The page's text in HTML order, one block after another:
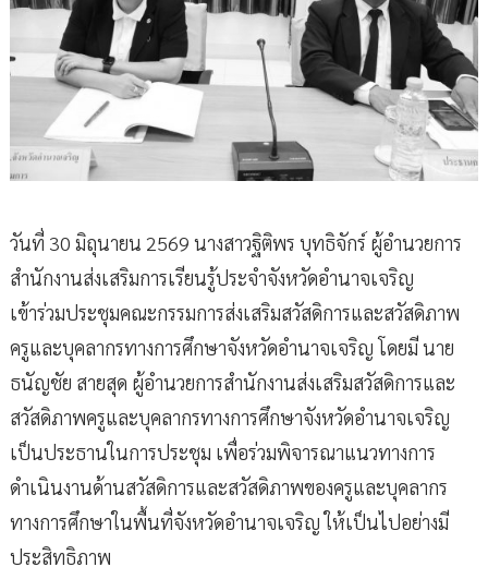
วันที่ 30 มิถุนายน 2569 นางสาวฐิติพร บุทธิจักร์ ผู้อำนวยการ
สำนักงานส่งเสริมการเรียนรู้ประจำจังหวัดอำนาจเจริญ
เข้าร่วมประชุมคณะกรรมการส่งเสริมสวัสดิการและสวัสดิภาพ
ครูและบุคลากรทางการศึกษาจังหวัดอำนาจเจริญ โดยมี นาย
ธนัญชัย สายสุด ผู้อำนวยการสำนักงานส่งเสริมสวัสดิการและ
สวัสดิภาพครูและบุคลากรทางการศึกษาจังหวัดอำนาจเจริญ
เป็นประธานในการประชุม เพื่อร่วมพิจารณาแนวทางการ
ดำเนินงานด้านสวัสดิการและสวัสดิภาพของครูและบุคลากร
ทางการศึกษาในพื้นที่จังหวัดอำนาจเจริญ ให้เป็นไปอย่างมี
ประสิทธิภาพ